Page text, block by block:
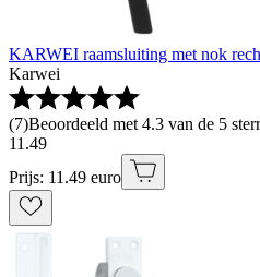
KARWEI raamsluiting met nok
Karwei
(7)Beoordeeld met 4.3 van de 5
11 .49
Prijs: 11.49 euro